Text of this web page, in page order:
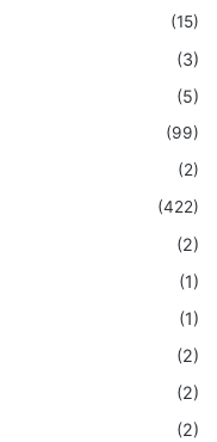
(15)
(3)
(5)
(99)
(2)
(422)
(2)
(1)
(1)
(2)
(2)
(2)